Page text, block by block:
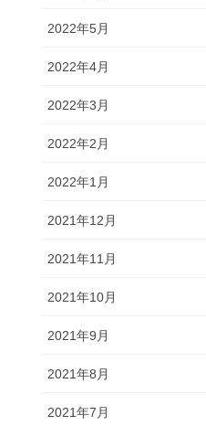
2022年5月
2022年4月
2022年3月
2022年2月
2022年1月
2021年12月
2021年11月
2021年10月
2021年9月
2021年8月
2021年7月